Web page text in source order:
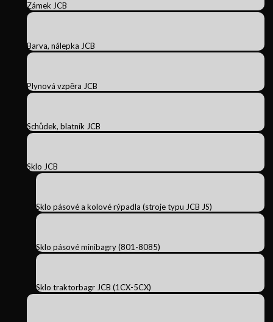
Zámek JCB
Barva, nálepka JCB
Plynová vzpěra JCB
Schůdek, blatník JCB
Sklo JCB
Sklo pásové a kolové rýpadla (stroje typu JCB JS)
Sklo pásové minibagry (801-8085)
Sklo traktorbagr JCB (1CX-5CX)